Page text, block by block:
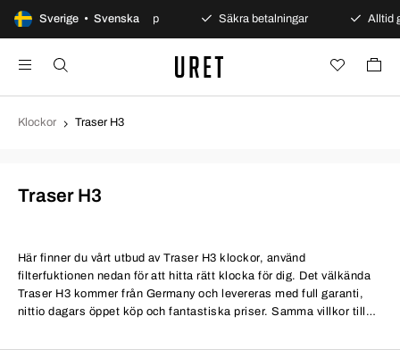
Sverige • Svenska
100 dagars öppet köp Säkra betalningar Alltid
Klockor Traser H3
Traser H3
Här finner du vårt utbud av Traser H3 klockor, använd
filterfuktionen nedan för att hitta rätt klocka för dig. Det välkända
Traser H3 kommer från Germany och levereras med full garanti,
nittio dagars öppet köp och fantastiska priser. Samma villkor till